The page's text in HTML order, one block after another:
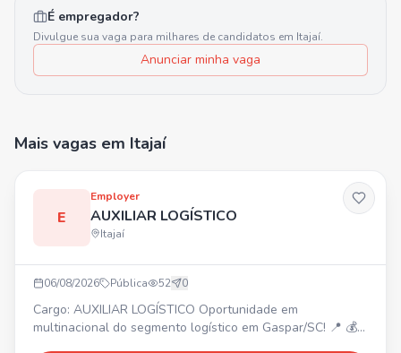
É empregador?
Divulgue sua vaga para milhares de candidatos em Itajaí.
Anunciar minha vaga
Mais vagas em Itajaí
E
Employer
AUXILIAR LOGÍSTICO
Itajaí
06/08/2026 Pública 52 0
Cargo: AUXILIAR LOGÍSTICO Oportunidade em
multinacional do segmento logístico em Gaspar/SC! 📍 💰